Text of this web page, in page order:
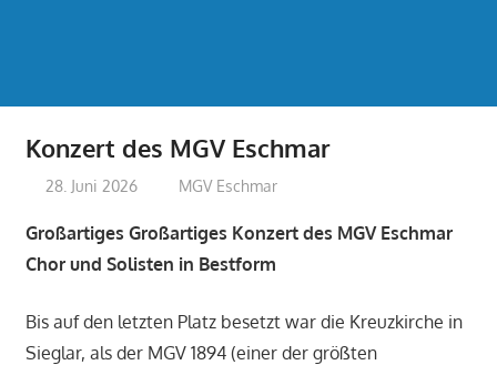
Konzert des MGV Eschmar
28. Juni 2026 treffpunkt
MGV Eschmar
Großartiges Großartiges Konzert des MGV Eschmar
Chor und Solisten in Bestform
Bis auf den letzten Platz besetzt war die Kreuzkirche in
Sieglar, als der MGV 1894 (einer der größten